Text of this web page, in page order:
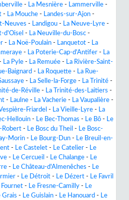
- La Mesnière - Lammerville -
- La Mouche - Landes-sur-Ajon -
Neuves - Landigou - La Neuve-Lyre -
d'Oisel - La Neuville-du-Bosc -
- La Noë-Poulain - Lanquetot - La
- La Poterie-Cap-d'Antifer - La
La Pyle - La Remuée - La Rivière-Saint-
Baignard - La Roquette - La Rue-
- La Selle-la-Forge - La Trinité -
de-Réville - La Trinité-des-Laitiers -
- Laulne - La Vacherie - La Vaupalière -
Friardel - La Vieille-Lyre - La
Hellouin - Le Bec-Thomas - Le Bô - Le
Robert - Le Bosc du Theil - Le Bosc-
Morin - Le Bourg-Dun - Le Breuil-en-
- Le Castelet - Le Catelier - Le
- Le Cercueil - Le Chalange - Le
- Le Château-d'Almenêches - Le
- Le Détroit - Le Dézert - Le Favril
Fournet - Le Fresne-Camilly - Le
Grais - Le Guislain - Le Hanouard - Le